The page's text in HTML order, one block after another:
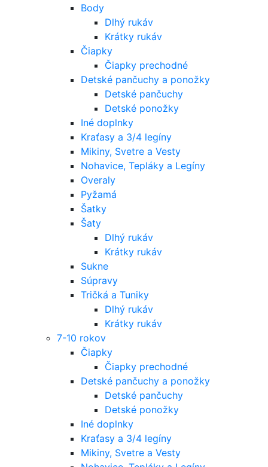
Body
Dlhý rukáv
Krátky rukáv
Čiapky
Čiapky prechodné
Detské pančuchy a ponožky
Detské pančuchy
Detské ponožky
Iné doplnky
Kraťasy a 3/4 legíny
Mikiny, Svetre a Vesty
Nohavice, Tepláky a Legíny
Overaly
Pyžamá
Šatky
Šaty
Dlhý rukáv
Krátky rukáv
Sukne
Súpravy
Tričká a Tuniky
Dlhý rukáv
Krátky rukáv
7-10 rokov
Čiapky
Čiapky prechodné
Detské pančuchy a ponožky
Detské pančuchy
Detské ponožky
Iné doplnky
Kraťasy a 3/4 legíny
Mikiny, Svetre a Vesty